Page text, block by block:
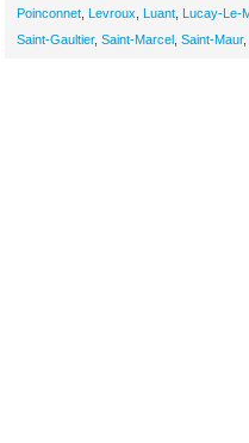
Poinconnet Levroux Luant Lucay-Le-
Saint-Gaultier, Saint-Marcel Saint-Maur,